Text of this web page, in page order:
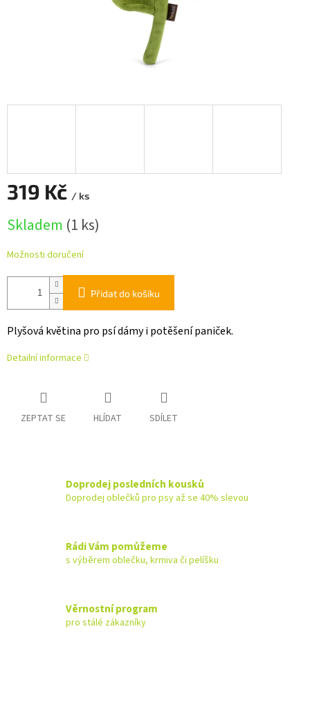
319 Kč / ks
cena:
Skladem (1 ks)
Možnosti doručení
Přidat do košíku
Plyšová květina pro psí dámy i potěšení paniček.
Detailní informace
ZEPTAT SE HLÍDAT SDÍLET
Doprodej posledních kousků
Doprodej oblečků pro psy až se 40% slevou
Rádi Vám pomůžeme
s výběrem oblečku, krmiva či pelíšku
Věrnostní program
pro stálé zákazníky